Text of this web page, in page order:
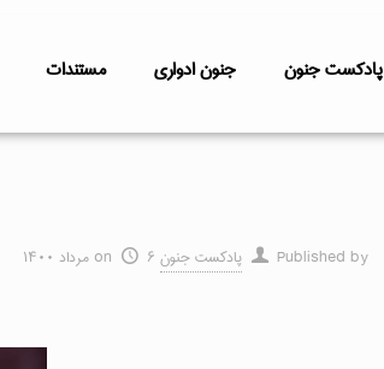
پادکست جنون جنون ادواری مستندات
Published by پادکست جنون on ۶ مرداد ۱۴۰۰